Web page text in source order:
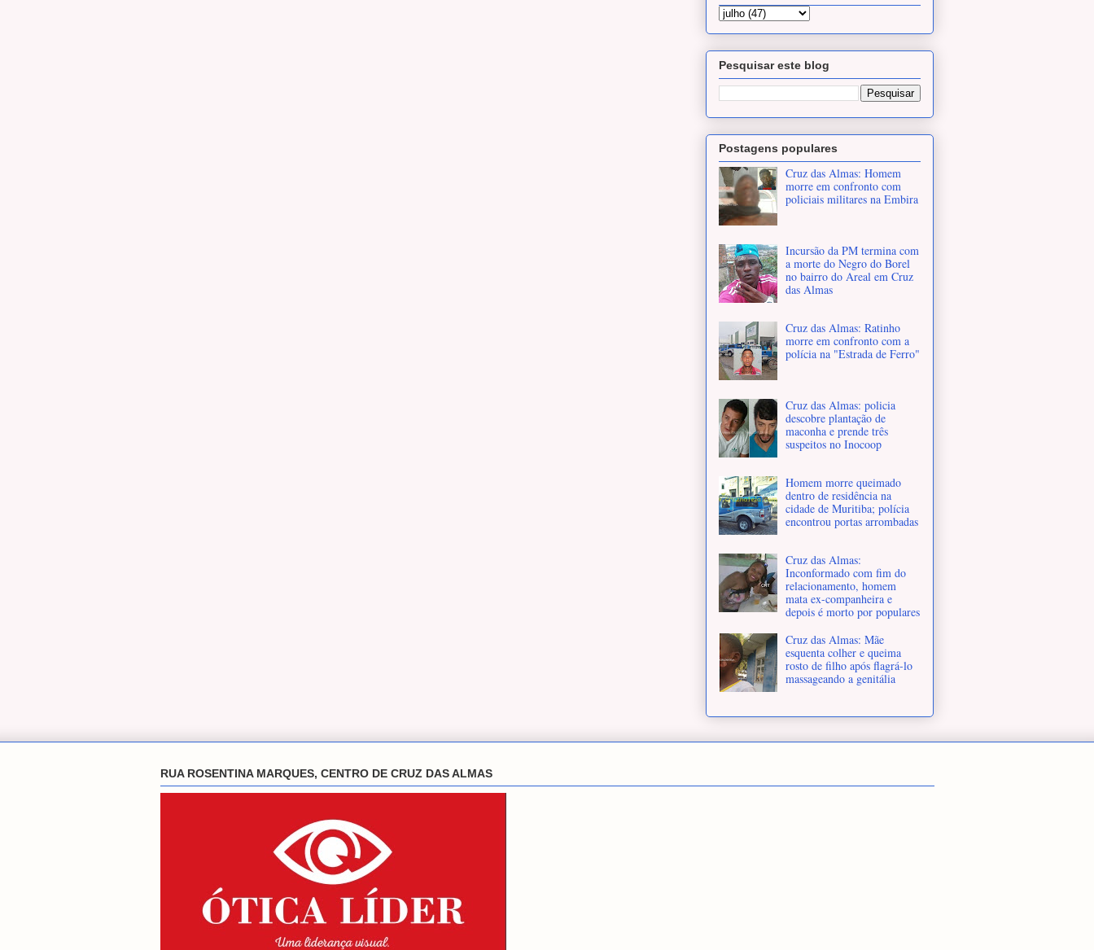
Pesquisar este blog
Postagens populares
Cruz das Almas: Homem
morre em confronto com
policiais militares na Embira
Incursão da PM termina com
a morte do Negro do Borel
no bairro do Areal em Cruz
das Almas
Cruz das Almas: Ratinho
morre em confronto com a
polícia na "Estrada de Ferro"
Cruz das Almas: policia
descobre plantação de
maconha e prende três
suspeitos no Inocoop
Homem morre queimado
dentro de residência na
cidade de Muritiba; polícia
encontrou portas arrombadas
Cruz das Almas:
Inconformado com fim do
relacionamento, homem
mata ex-companheira e
depois é morto por populares
Cruz das Almas: Mãe
esquenta colher e queima
rosto de filho após flagrá-lo
massageando a genitália
RUA ROSENTINA MARQUES, CENTRO DE CRUZ DAS ALMAS